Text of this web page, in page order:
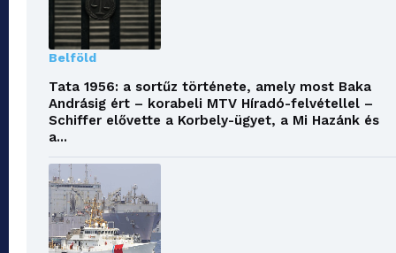
Belföld
Tata 1956: a sortűz története, amely most Baka
Andrásig ért – korabeli MTV Híradó-felvétellel –
Schiffer elővette a Korbely-ügyet, a Mi Hazánk és
a...